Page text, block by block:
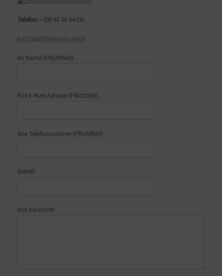
Telefon – 030 61 08 04 191
kanzlei@hoesmann.legal
Ihr Name (Pflichtfeld)
Ihre E-Mail-Adresse (Pflichtfeld)
Ihre Telefonnummer (Pflichtfeld)
Betreff
Ihre Nachricht